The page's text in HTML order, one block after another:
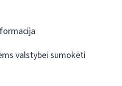
valstybei sumokėti